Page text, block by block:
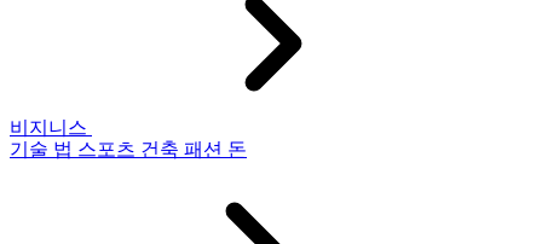
비지니스
기술 법 스포츠 건축 패션 돈